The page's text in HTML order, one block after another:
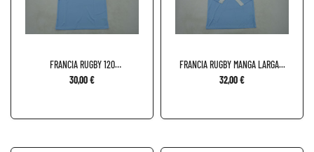
FRANCIA RUGBY 120
ANIVERSARIO
30,00 €
FRANCIA RUGBY MANGA LARGA...
32,00 €